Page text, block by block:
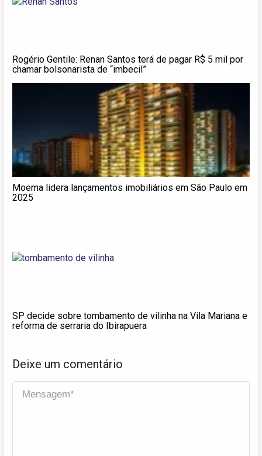
Rogério Gentile: Renan Santos terá de pagar R$ 5 mil por
chamar bolsonarista de “imbecil”
Moema lidera lançamentos imobiliários em São Paulo em
2025
SP decide sobre tombamento de vilinha na Vila Mariana e
reforma de serraria do Ibirapuera
Deixe um comentário